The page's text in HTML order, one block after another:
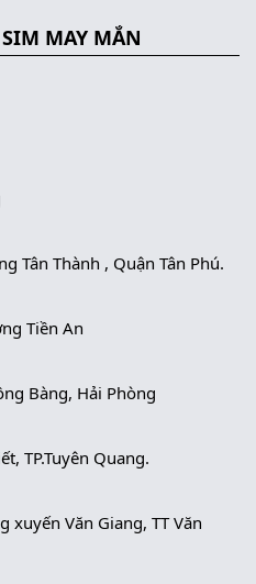
MAY MẮN
Tân Thành , Quận Tân Phú.
Tiền An
Bàng, Hải Phòng
TP.Tuyên Quang.
xuyến Văn Giang, TT Văn